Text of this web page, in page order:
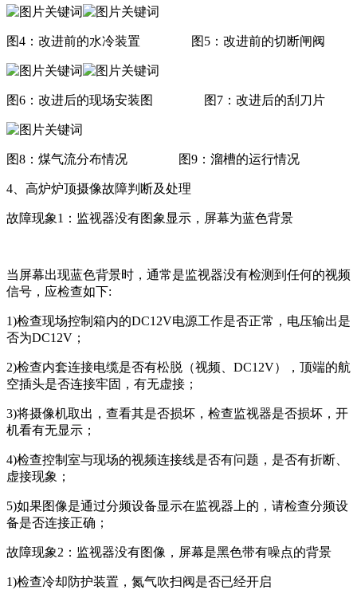
图4：改进前的水冷装置 图5：改进前的切断闸阀
图6：改进后的现场安装图 图7：改进后的刮刀片
图8：煤气流分布情况 图9：溜槽的运行情况
4、高炉炉顶摄像故障判断及处理
故障现象1：监视器没有图象显示，屏幕为蓝色背景
当屏幕出现蓝色背景时，通常是监视器没有检测到任何的视频
信号，应检查如下:
1)检查现场控制箱内的DC12V电源工作是否正常，电压输出是
否为DC12V；
2)检查内套连接电缆是否有松脱（视频、DC12V），顶端的航
空插头是否连接牢固，有无虚接；
3)将摄像机取出，查看其是否损坏，检查监视器是否损坏，开
机看有无显示；
4)检查控制室与现场的视频连接线是否有问题，是否有折断、
虚接现象；
5)如果图像是通过分频设备显示在监视器上的，请检查分频设
备是否连接正确；
故障现象2：监视器没有图像，屏幕是黑色带有噪点的背景
1)检查冷却防护装置，氮气吹扫阀是否已经开启